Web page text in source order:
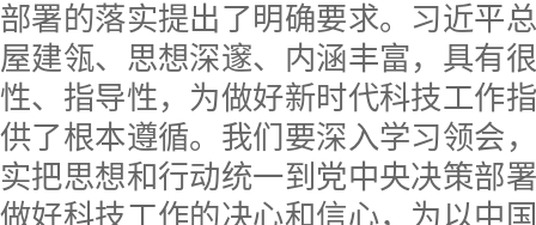
部署的落实提出了明确要求。习近平
屋建瓴、思想深邃、内涵丰富，具有
性、指导性，为做好新时代科技工作
供了根本遵循。我们要深入学习领会
实把思想和行动统一到党中央决策部
做好科技工作的决心和信心，为以中